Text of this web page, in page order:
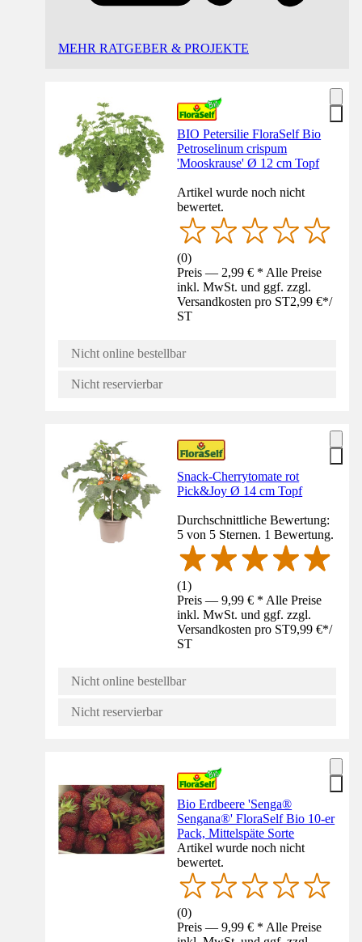
MEHR RATGEBER & PROJEKTE
BIO Petersilie FloraSelf Bio
Petroselinum crispum
'Mooskrause' Ø 12 cm Topf
Artikel wurde noch nicht
bewertet.
(0)
Preis — 2,99 € * Alle Preise
inkl. MwSt. und ggf. zzgl.
Versandkosten pro ST2,99 €*/
ST
Nicht online bestellbar
Nicht reservierbar
Snack-Cherrytomate rot
Pick&Joy Ø 14 cm Topf
Durchschnittliche Bewertung:
5 von 5 Sternen. 1 Bewertung.
(1)
Preis — 9,99 € * Alle Preise
inkl. MwSt. und ggf. zzgl.
Versandkosten pro ST9,99 €*/
ST
Nicht online bestellbar
Nicht reservierbar
Bio Erdbeere 'Senga®
Sengana®' FloraSelf Bio 10-er
Pack, Mittelspäte Sorte
Artikel wurde noch nicht
bewertet.
(0)
Preis — 9,99 € * Alle Preise